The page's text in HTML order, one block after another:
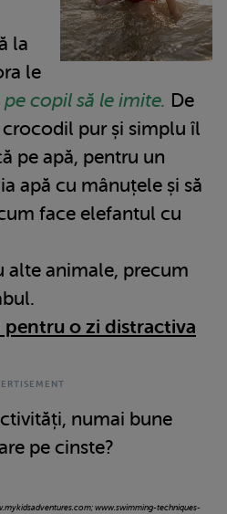
la
le
copil să le imite. De
pur și simplu îl
pe apă, pentru un
apă cu mânuțele și să
face elefantul cu
alte animale, precum
pentru o zi distractiva
numai bune
pe cinste?
www.swimming-techniques-